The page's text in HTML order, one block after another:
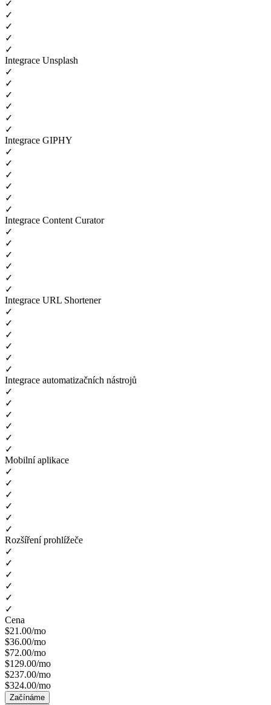
✓
✓
✓
✓
✓
Integrace Unsplash
✓
✓
✓
✓
✓
✓
Integrace GIPHY
✓
✓
✓
✓
✓
✓
Integrace Content Curator
✓
✓
✓
✓
✓
✓
Integrace URL Shortener
✓
✓
✓
✓
✓
✓
Integrace automatizačních nástrojů
✓
✓
✓
✓
✓
✓
Mobilní aplikace
✓
✓
✓
✓
✓
✓
Rozšíření prohlížeče
✓
✓
✓
✓
✓
✓
Cena
$21.00/mo
$36.00/mo
$72.00/mo
$129.00/mo
$237.00/mo
$324.00/mo
Začínáme